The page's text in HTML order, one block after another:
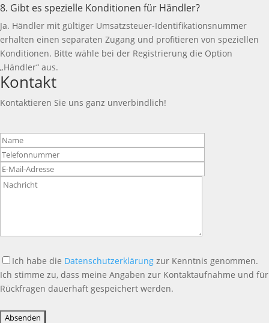
8. Gibt es spezielle Konditionen für Händler?
Ja. Händler mit gültiger Umsatzsteuer-Identifikationsnummer
erhalten einen separaten Zugang und profitieren von speziellen
Konditionen. Bitte wähle bei der Registrierung die Option
„Händler“ aus.
Kontakt
Kontaktieren Sie uns ganz unverbindlich!
Bitte
lasse
dieses
Feld
leer.
Ich habe die Datenschutzerklärung zur Kenntnis genommen.
Ich stimme zu, dass meine Angaben zur Kontaktaufnahme und für
Rückfragen dauerhaft gespeichert werden.
lasse